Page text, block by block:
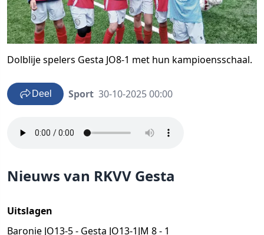
Dolblije spelers Gesta JO8-1 met hun kampioensschaal.
Deel Sport 30-10-2025 00:00
Nieuws van RKVV Gesta
Uitslagen
Baronie JO13-5 - Gesta JO13-1JM 8 - 1